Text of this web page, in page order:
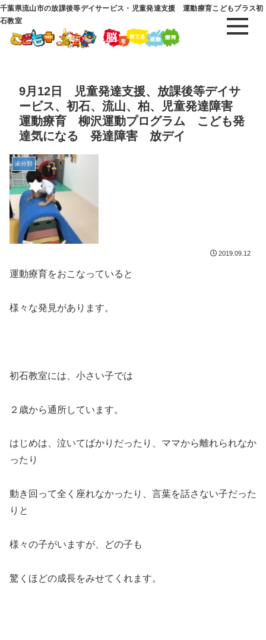
千葉県流山市の放課後等デイサービス・児童発達支援 運動療育こどもプラス初
石教室
9月12日 児童発達支援、放課後等デイサ
ービス、初石、流山、柏、児童発達障害
運動療育 柳沢運動プログラム こども発
達気になる 発達障害 放デイ
未分類
2019.09.12
運動療育をおこなっていると
様々な発見があります。
初石教室には、小さい子では
２歳から通所しています。
はじめは、泣いてばかりだったり、ママから離れられなか
ったり
動き回って全く座れなかったり、言葉を話さない子だった
りと
様々の子がいますが、どの子も
驚くほどの成長をみせてくれます。